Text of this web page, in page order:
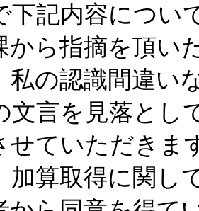
下記内容につい
から指摘を頂い
私の認識間違い
文言を見落とし
せていただきま
加算取得に関し